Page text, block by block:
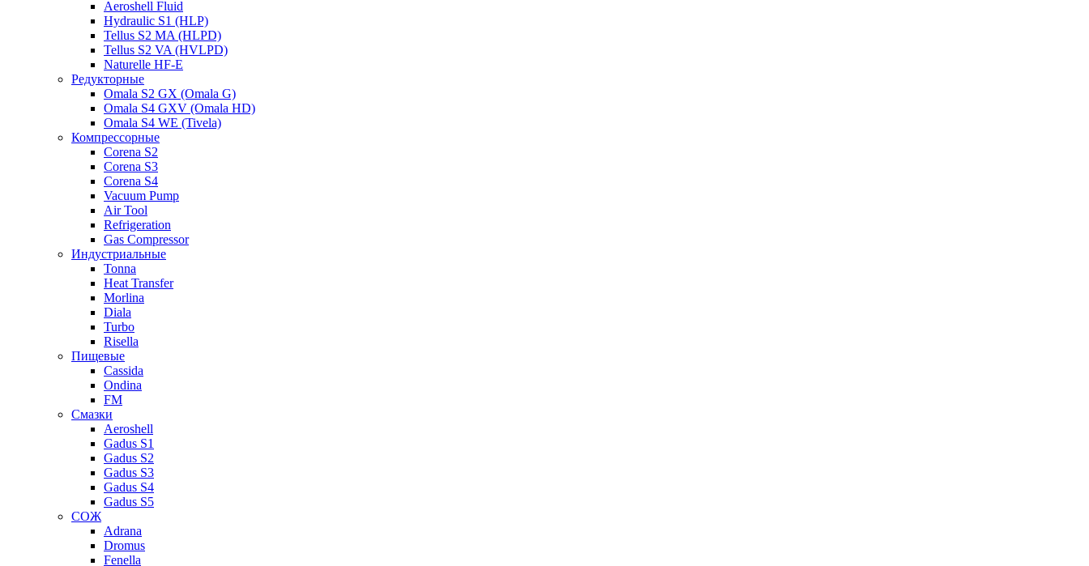
Aeroshell Fluid
Hydraulic S1 (HLP)
Tellus S2 MA (HLPD)
Tellus S2 VA (HVLPD)
Naturelle HF-E
Редукторные
Omala S2 GX (Omala G)
Omala S4 GXV (Omala HD)
Omala S4 WE (Tivela)
Компрессорные
Corena S2
Corena S3
Corena S4
Vacuum Pump
Air Tool
Refrigeration
Gas Compressor
Индустриальные
Tonna
Heat Transfer
Morlina
Diala
Turbo
Risella
Пищевые
Cassida
Ondina
FM
Смазки
Aeroshell
Gadus S1
Gadus S2
Gadus S3
Gadus S4
Gadus S5
СОЖ
Adrana
Dromus
Fenella